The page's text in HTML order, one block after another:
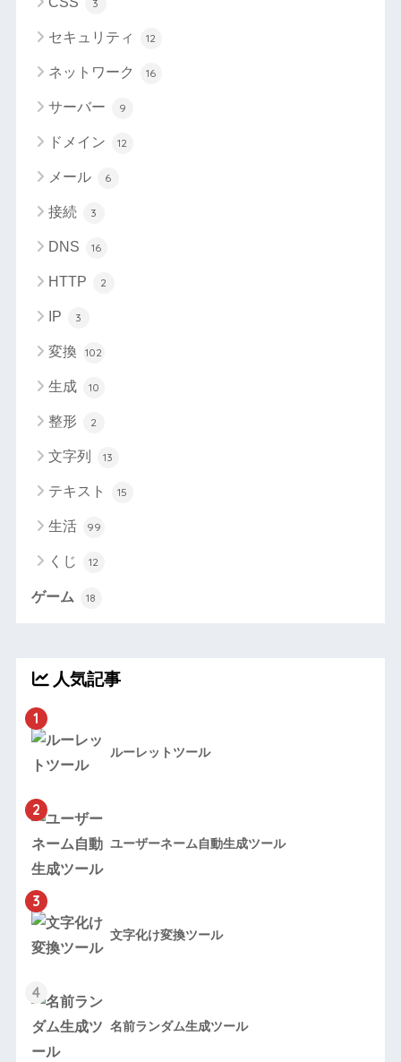
3
セキュリティ 12
ネットワーク 16
サーバー 9
ドメイン 12
メール 6
接続 3
DNS 16
HTTP 2
IP 3
変換 102
生成 10
整形 2
文字列 13
テキスト 15
生活 99
くじ 12
ゲーム 18
人気記事
1
ルーレットツール
2
ユーザーネーム自動生成ツール
3
文字化け変換ツール
4
名前ランダム生成ツール